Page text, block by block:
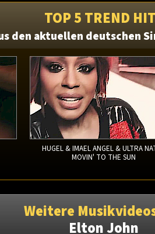
TOP 5 TREND
den aktuellen deutschen
HUGEL & IMAEL ANGEL & ULTRA
MOVIN' TO THE SUN
Weitere
Elton John